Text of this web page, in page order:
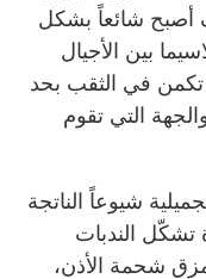
أصبح شائعاً بشكل
بين الأجيال
تكمن في الثقب بحد
التي تقوم
شيوعاً الناتجة
تشكّل الندبات
شحمة الأذن،